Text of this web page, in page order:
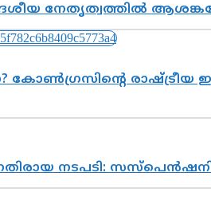
നേതൃത്വത്തിൽ
കോൺഗ്രസിന്റെ
നടപടി: